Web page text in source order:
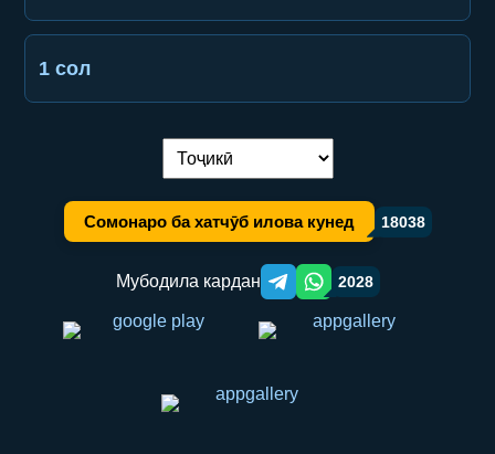
1 сол
Иваз кардани забон:
Сомонаро ба хатчӯб илова кунед 18038
Мубодила кардан Telegram orqali ulashish
WhatsApp orqali ulashish
2028